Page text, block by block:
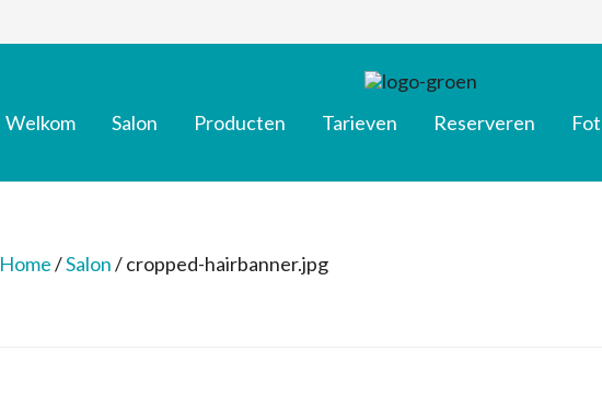
Welkom Salon Producten Tarieven Reserveren
Home/Salon/cropped-hairbanner.jpg